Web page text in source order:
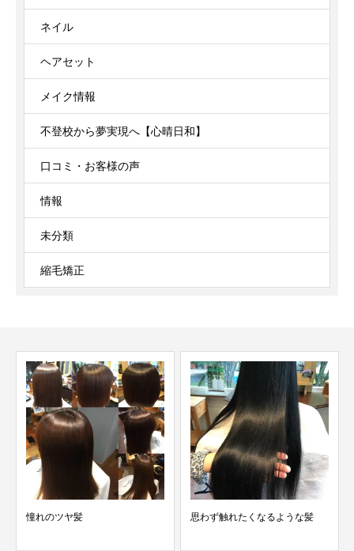
ネイル
ヘアセット
メイク情報
不登校から夢実現へ【心晴日和】
口コミ・お客様の声
情報
未分類
縮毛矯正
憧れのツヤ髪 思わず触れたくなるような髪